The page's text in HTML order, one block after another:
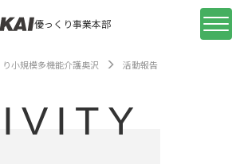
優っくり事業本部
小規模多機能介護奥沢 活動報告